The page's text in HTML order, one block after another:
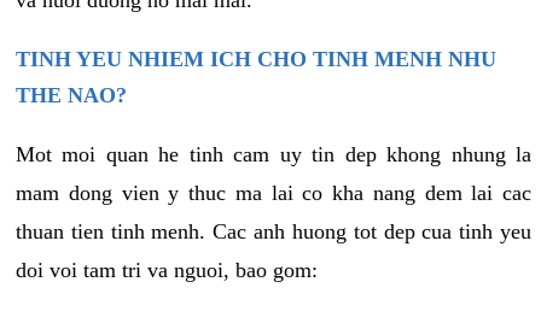
TINH YEU NHIEM ICH CHO TINH MENH NHU
THE NAO?
Mot moi quan he tinh cam uy tin dep khong nhung la
mam dong vien y thuc ma lai co kha nang dem lai cac
thuan tien tinh menh. Cac anh huong tot dep cua tinh yeu
doi voi tam tri va nguoi, bao gom: